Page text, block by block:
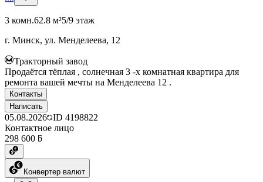
3 комн.62.8 м²5/9 этаж
г. Минск, ул. Менделеева, 12
Тракторный завод
Продаётся тёплая , солнечная 3 -х комнатная квартира для
ремонта вашей мечты на Менделеева 12 .
Контакты
Написать
05.08.2026 ID 4198822
Контактное лицо
298 600 ƃ
Конвертер валют